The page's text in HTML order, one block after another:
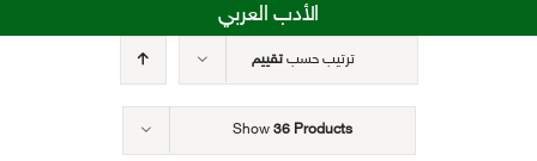
الأدب العربي
ترتيب حسبتقييم
Show 36 Products